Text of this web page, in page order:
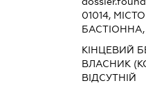
01014,
КІНЦЕВИЙ
ВЛАСНИК
ВІДСУТНІЙ